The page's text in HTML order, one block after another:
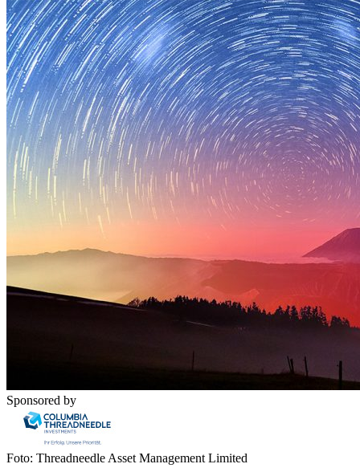
Sponsored by
Foto: Threadneedle Asset Management Limited